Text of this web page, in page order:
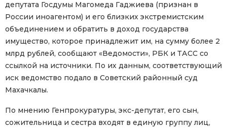
депутата Госдумы Магомеда Гаджиева (признан в
России иноагентом) и его близких экстремистским
объединением и обратить в доход государства
имущество, которое принадлежит им, на сумму более 2
млрд рублей, сообщают «Ведомости», РБК и ТАСС со
ссылкой на источники. По их данным, соответствующий
иск ведомство подало в Советский районный суд
Махачкалы.
По мнению Генпрокуратуры, экс-депутат, его сын,
сожительница и сестра входят в единую группу лиц,